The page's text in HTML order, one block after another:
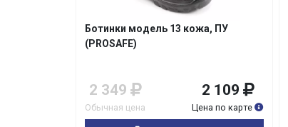
Ботинки модель 13 кожа, ПУ
(PROSAFE)
2 349
Обычная цена
2 109
Цена по карте